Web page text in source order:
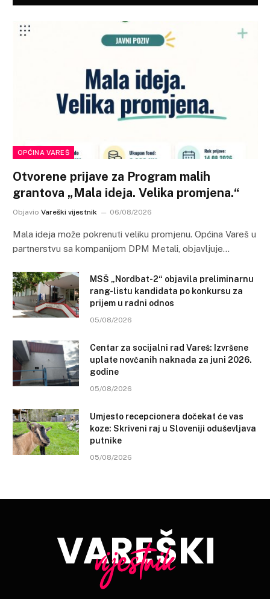
OPĆINA VAREŠ
Otvorene prijave za Program malih
grantova „Mala ideja. Velika promjena.“
Objavio Vareški vijestnik 06/08/2026
Mala ideja može pokrenuti veliku promjenu. Općina Vareš u
partnerstvu sa kompanijom DPM Metali, objavljuje…
MSŠ „Nordbat-2“ objavila preliminarnu
rang-listu kandidata po konkursu za
prijem u radni odnos
05/08/2026
Centar za socijalni rad Vareš: Izvršene
uplate novčanih naknada za juni 2026.
godine
05/08/2026
Umjesto recepcionera dočekat će vas
koze: Skriveni raj u Sloveniji oduševljava
putnike
05/08/2026